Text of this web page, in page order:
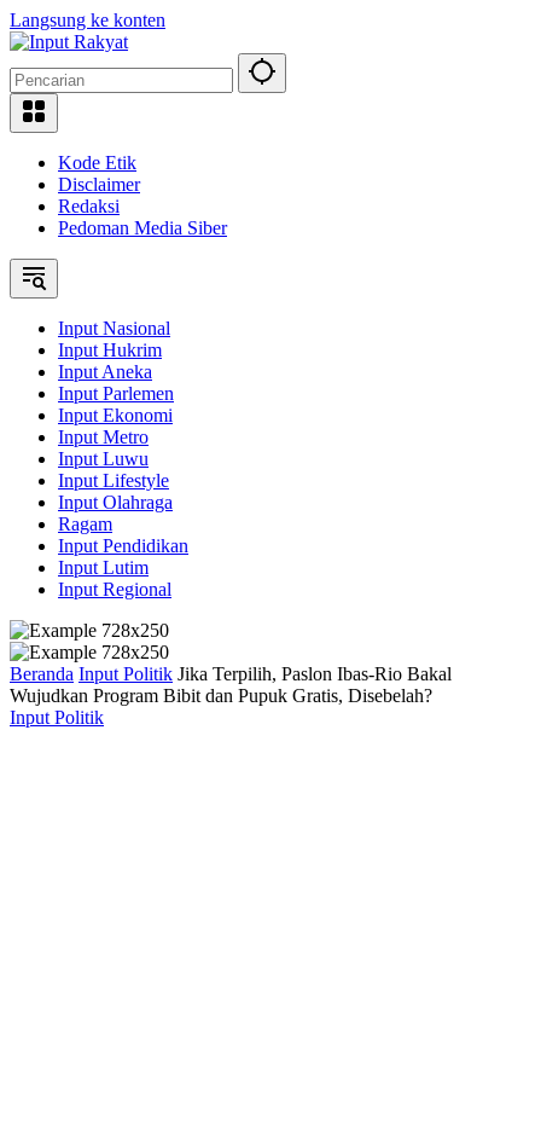
Langsung ke konten
Kode Etik
Disclaimer
Redaksi
Pedoman Media Siber
Input Nasional
Input Hukrim
Input Aneka
Input Parlemen
Input Ekonomi
Input Metro
Input Luwu
Input Lifestyle
Input Olahraga
Ragam
Input Pendidikan
Input Lutim
Input Regional
Beranda Input Politik Jika Terpilih, Paslon Ibas-Rio Bakal
Wujudkan Program Bibit dan Pupuk Gratis, Disebelah?
Input Politik